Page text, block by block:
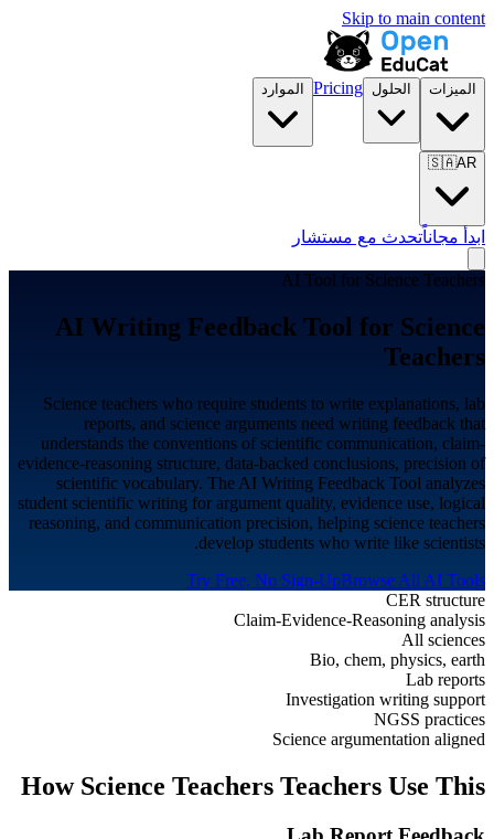
Skip to main content
الميزات الحلول Pricing الموارد
🇸🇦AR
ابدأ مجاناًتحدث مع مستشار
AI Tool for Science Teachers
AI Writing Feedback Tool for Science
Teachers
Science teachers who require students to write explanations, lab
reports, and science arguments need writing feedback that
understands the conventions of scientific communication, claim-
evidence-reasoning structure, data-backed conclusions, precision of
scientific vocabulary. The AI Writing Feedback Tool analyzes
student scientific writing for argument quality, evidence use, logical
reasoning, and communication precision, helping science teachers
develop students who write like scientists.
Try Free, No Sign-UpBrowse All AI Tools
CER structure
Claim-Evidence-Reasoning analysis
All sciences
Bio, chem, physics, earth
Lab reports
Investigation writing support
NGSS practices
Science argumentation aligned
How Science Teachers Teachers Use This